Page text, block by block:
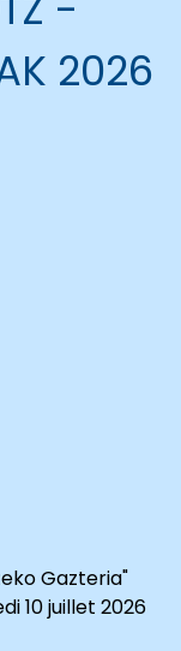
2026
Gazteria"
10 juillet 2026